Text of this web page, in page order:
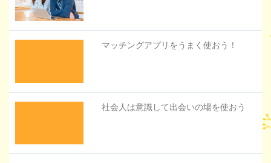
マッチングアプリをうまく使おう！
社会人は意識して出会いの場を使おう